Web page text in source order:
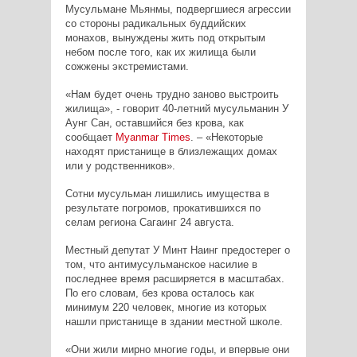
Мусульмане Мьянмы, подвергшиеся агрессии
со стороны радикальных буддийских
монахов, вынуждены жить под открытым
небом после того, как их жилища были
сожжены экстремистами.
«Нам будет очень трудно заново выстроить
жилища», - говорит 40-летний мусульманин У
Аунг Сан, оставшийся без крова, как
сообщает Myanmar Times. – «Некоторые
находят пристанище в близлежащих домах
или у родственников».
Сотни мусульман лишились имущества в
результате погромов, прокатившихся по
селам региона Сагаинг 24 августа.
Местный депутат У Минт Наинг предостерег о
том, что антимусульманское насилие в
последнее время расширяется в масштабах.
По его словам, без крова осталось как
минимум 220 человек, многие из которых
нашли пристанище в здании местной школе.
«Они жили мирно многие годы, и впервые они